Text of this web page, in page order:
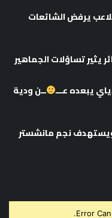
يرفض الشائعات
يثير تساؤلات الجماهير
يبعده عـــ ــن ودية
نجم مانشستر
Error